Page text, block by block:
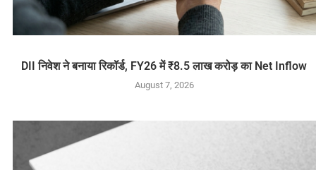
DII निवेश ने बनाया रिकॉर्ड, FY26 में ₹8.5 लाख करोड़ का Net Inflow
August 7, 2026